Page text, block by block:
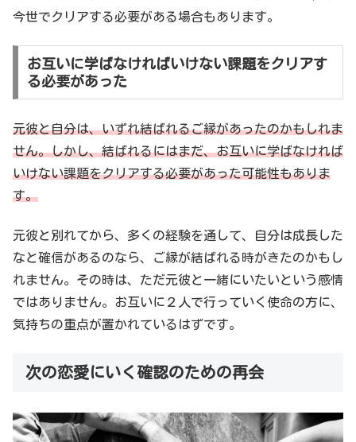
今世でクリアする必要がある場合もあります。
お互いに学ばなければいけない課題をクリアす
る必要があった
元彼と自分は、いずれ結ばれるご縁があったのかもしれま
せん。しかし、結ばれるにはまだ、お互いに学ばなければ
いけない課題をクリアする必要があった可能性もありま
す。
元彼と別れてから、多くの経験を通して、自分は成長した
なと確信があるのなら、ご縁が結ばれる時がきたのかもし
れません。その時は、ただ元彼と一緒にいたいという感情
ではありません。お互いに２人で行っていく使命の方に、
気持ちの重点が置かれているはずです。
次の恋愛にいく確認のための再会